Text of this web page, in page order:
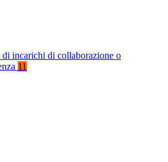
incarichi di collaborazione o
11